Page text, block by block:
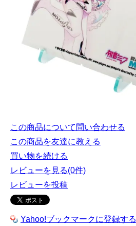
この商品について問い合わせる
この商品を友達に教える
買い物を続ける
レビューを見る(0件)
レビューを投稿
Yahoo!ブックマークに登録する